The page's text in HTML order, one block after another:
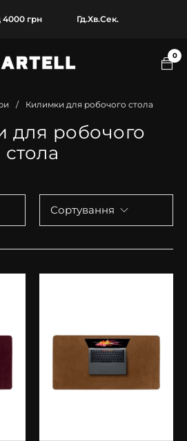
4000 грн Гд.Хв.Сек.
0
для робочого
стола
/ Килимки для робочого стола
Сортування